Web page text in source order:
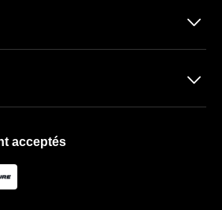
􀆈
􀆈
acceptés